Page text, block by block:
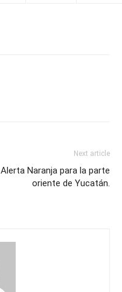
Next article
Alerta Naranja para la parte
oriente de Yucatán.